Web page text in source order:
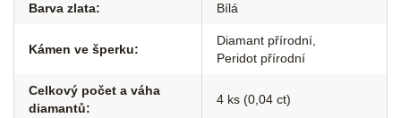
Barva zlata: Bílá
Kámen ve šperku:
Diamant přírodní
Peridot přírodní
Celkový počet a váha
diamantů:
4 ks (0,04 ct)